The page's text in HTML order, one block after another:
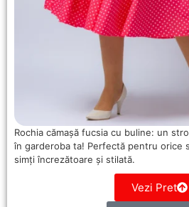
Rochia cămașă fucsia cu buline: un
în garderoba ta! Perfectă pentru orice
simți încrezătoare și stilată.
Vezi Pret